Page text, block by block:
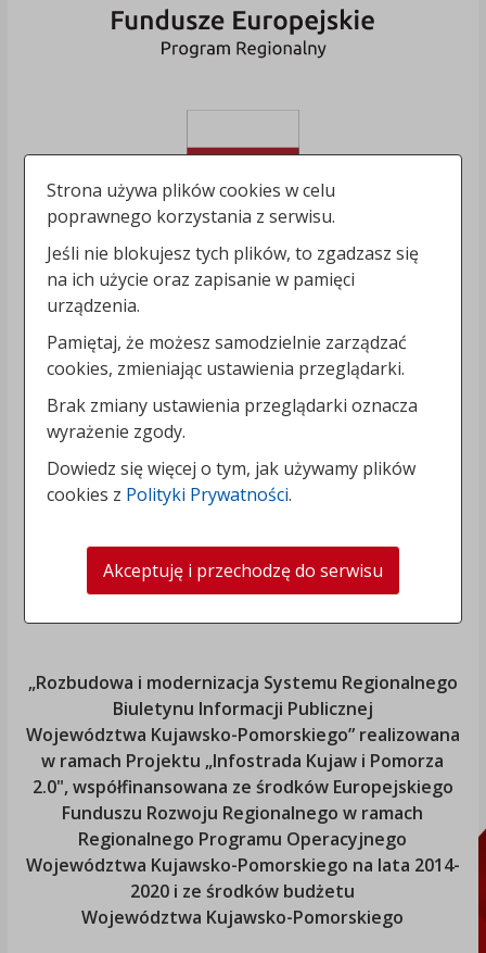
„Rozbudowa i modernizacja Systemu Regionalnego
Biuletynu Informacji Publicznej
Województwa Kujawsko-Pomorskiego” realizowana
w ramach Projektu „Infostrada Kujaw i Pomorza
2.0", współfinansowana ze środków Europejskiego
Funduszu Rozwoju Regionalnego w ramach
Regionalnego Programu Operacyjnego
Województwa Kujawsko-Pomorskiego na lata 2014-
2020 i ze środków budżetu
Województwa Kujawsko-Pomorskiego
Strona używa plików cookies w celu
poprawnego korzystania z serwisu.
Jeśli nie blokujesz tych plików, to zgadzasz się
na ich użycie oraz zapisanie w pamięci
urządzenia.
Pamiętaj, że możesz samodzielnie zarządzać
cookies, zmieniając ustawienia przeglądarki.
Brak zmiany ustawienia przeglądarki oznacza
wyrażenie zgody.
Dowiedz się więcej o tym, jak używamy plików
cookies z Polityki Prywatności.
Akceptuję i przechodzę do serwisu